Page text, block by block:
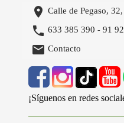
 Calle de Pegaso,
 633 385 390 -91
 Contacto
¡Síguenos en redes